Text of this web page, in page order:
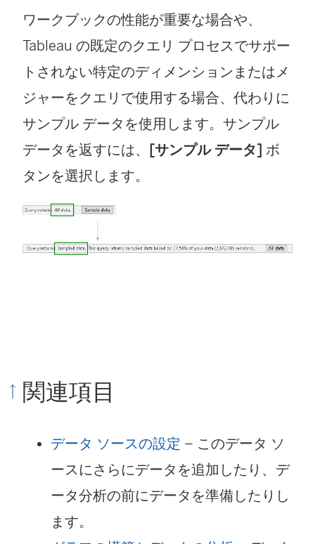
ワークブックの性能が重要な場合や、
Tableau の既定のクエリ プロセスでサポー
トされない特定のディメンションまたはメ
ジャーをクエリで使用する場合、代わりに
サンプル データを使用します。サンプル
データを返すには、 [サンプル データ] ボ
タンを選択します。
関連項目
データ ソースの設定 – このデータ ソ
ースにさらにデータを追加したり、デ
ータ分析の前にデータを準備したりし
ます。